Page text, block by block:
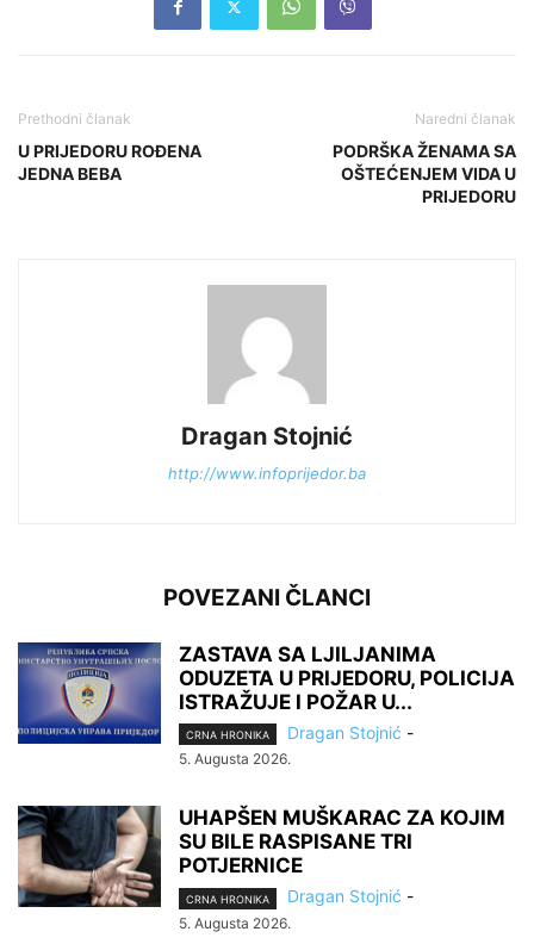
Prethodni članak
U PRIJEDORU ROĐENA
JEDNA BEBA
Naredni članak
PODRŠKA ŽENAMA SA
OŠTEĆENJEM VIDA U
PRIJEDORU
Dragan Stojnić
http://www.infoprijedor.ba
POVEZANI ČLANCI
ZASTAVA SA LJILJANIMA
ODUZETA U PRIJEDORU, POLICIJA
ISTRAŽUJE I POŽAR U...
CRNA HRONIKA Dragan Stojnić -
5. Augusta 2026.
UHAPŠEN MUŠKARAC ZA KOJIM
SU BILE RASPISANE TRI
POTJERNICE
CRNA HRONIKA Dragan Stojnić -
5. Augusta 2026.